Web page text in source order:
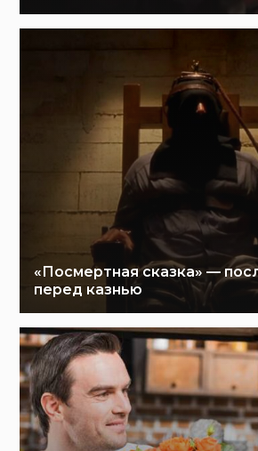
«Посмертная сказка» —
перед казнью